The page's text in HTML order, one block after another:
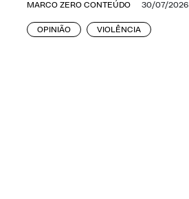
MARCO ZERO CONTEÚDO 30/07/2026
OPINIÃO VIOLÊNCIA